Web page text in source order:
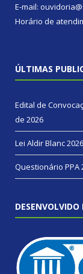
E-mail:
Horário de
ÚLTIMAS
Edital de
de 2026
Lei Aldir Blanc 2026
Questionário PPA
DESENVOLVIDO